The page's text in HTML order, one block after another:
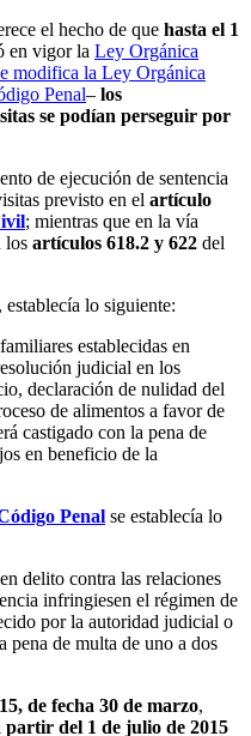
el hecho de que hasta el 1
en vigor la Ley Orgánica
modifica la Ley Orgánica
Penal– los
se podían perseguir por
de ejecución de sentencia
previsto en el artículo
; mientras que en la vía
los artículos 618.2 y 622 del
, establecía lo siguiente:
establecidas en
judicial en los
declaración de nulidad del
de alimentos a favor de
castigado con la pena de
en beneficio de la
Penal se establecía lo
delito contra las relaciones
infringiesen el régimen de
por la autoridad judicial o
pena de multa de uno a dos
de fecha 30 de marzo,
partir del 1 de julio de 2015